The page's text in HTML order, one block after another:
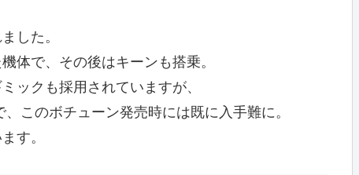
した。
体で、その後はキーンも搭乗。
ックも採用されていますが、
このボチューン発売時には既に入手難に。
す。